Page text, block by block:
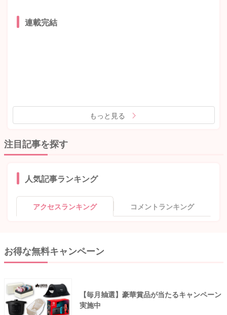
連載完結
もっと見る
注目記事を探す
人気記事ランキング
アクセスランキング コメントランキング
お得な無料キャンペーン
【毎月抽選】豪華賞品が当たるキャンペーン
実施中